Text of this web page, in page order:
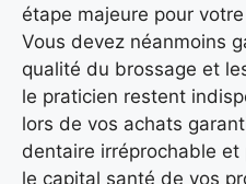
étape majeure pour
Vous devez néanmoins
qualité du brossage et
le praticien restent
lors de vos achats
dentaire irréprochable
le capital santé de vos